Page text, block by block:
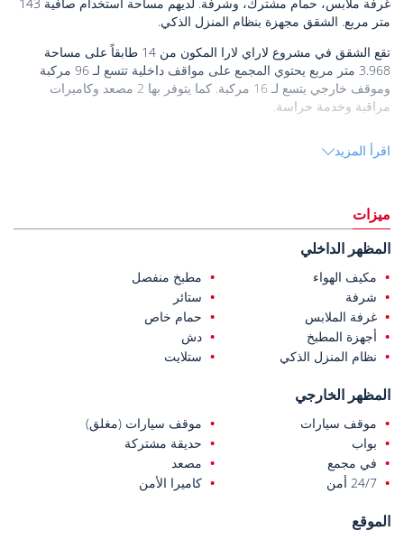
متر مربع. الشقق مجهزة بنظام المنزل الذكي.
تقع الشقق في مشروع لاراي لارا المكون من 14 طابقاً على مساحة
3.968 متر مربع يحتوي المجمع على مواقف داخلية تتسع لـ 96 مركبة
وموقف خارجي يتسع لـ 16 مركبة. كما يتوفر بها 2 مصعد وكاميرات
مراقبة وخدمة حراسة.
العالية التي توفرها، تعتبر شيرينيالي واحدة من أهم مراكز الاستثمار في
تقع الشقق على مسافة قريبة من البحر والمقاهي والمطاعم والأسواق.
الدولي.
اقرأ المزيد
ميزات
المظهر الداخلي
مكيف الهواء
مطبخ منفصل
شرفة
ستائر
غرفة الملابس
حمام خاص
أجهزة المطبخ
دش
نظام المنزل الذكي
ستلايت
المظهر الخارجي
موقف سيارات
موقف سيارات (مغلق)
بواب
حديقة مشتركة
في مجمع
مصعد
24/7 أمن
كاميرا الأمن
الموقع